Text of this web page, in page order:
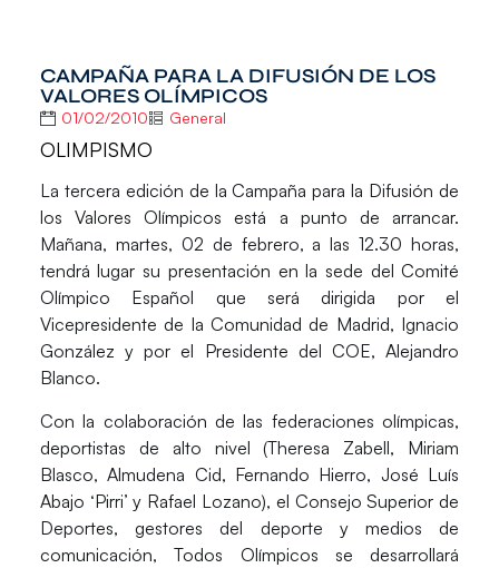
CAMPAÑA PARA LA DIFUSIÓN DE LOS
VALORES OLÍMPICOS
01/02/2010 General
OLIMPISMO
La tercera edición de la Campaña para la Difusión de
los Valores Olímpicos está a punto de arrancar.
Mañana, martes, 02 de febrero, a las 12.30 horas,
tendrá lugar su presentación en la sede del Comité
Olímpico Español que será dirigida por el
Vicepresidente de la Comunidad de Madrid, Ignacio
González y por el Presidente del COE, Alejandro
Blanco.
Con la colaboración de las federaciones olímpicas,
deportistas de alto nivel (Theresa Zabell, Miriam
Blasco, Almudena Cid, Fernando Hierro, José Luís
Abajo ‘Pirri’ y Rafael Lozano), el Consejo Superior de
Deportes, gestores del deporte y medios de
comunicación, Todos Olímpicos se desarrollará